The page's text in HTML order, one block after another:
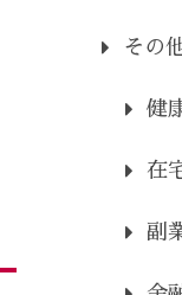
その
健
在
副